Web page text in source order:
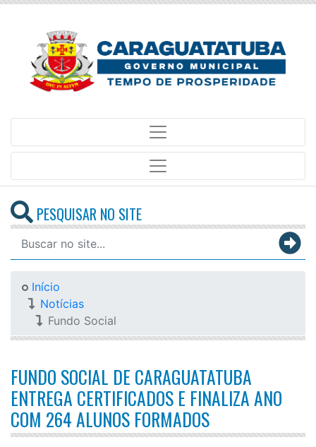
PESQUISAR NO SITE
Início
Notícias
Fundo Social
FUNDO SOCIAL DE CARAGUATATUBA
ENTREGA CERTIFICADOS E FINALIZA ANO
COM 264 ALUNOS FORMADOS